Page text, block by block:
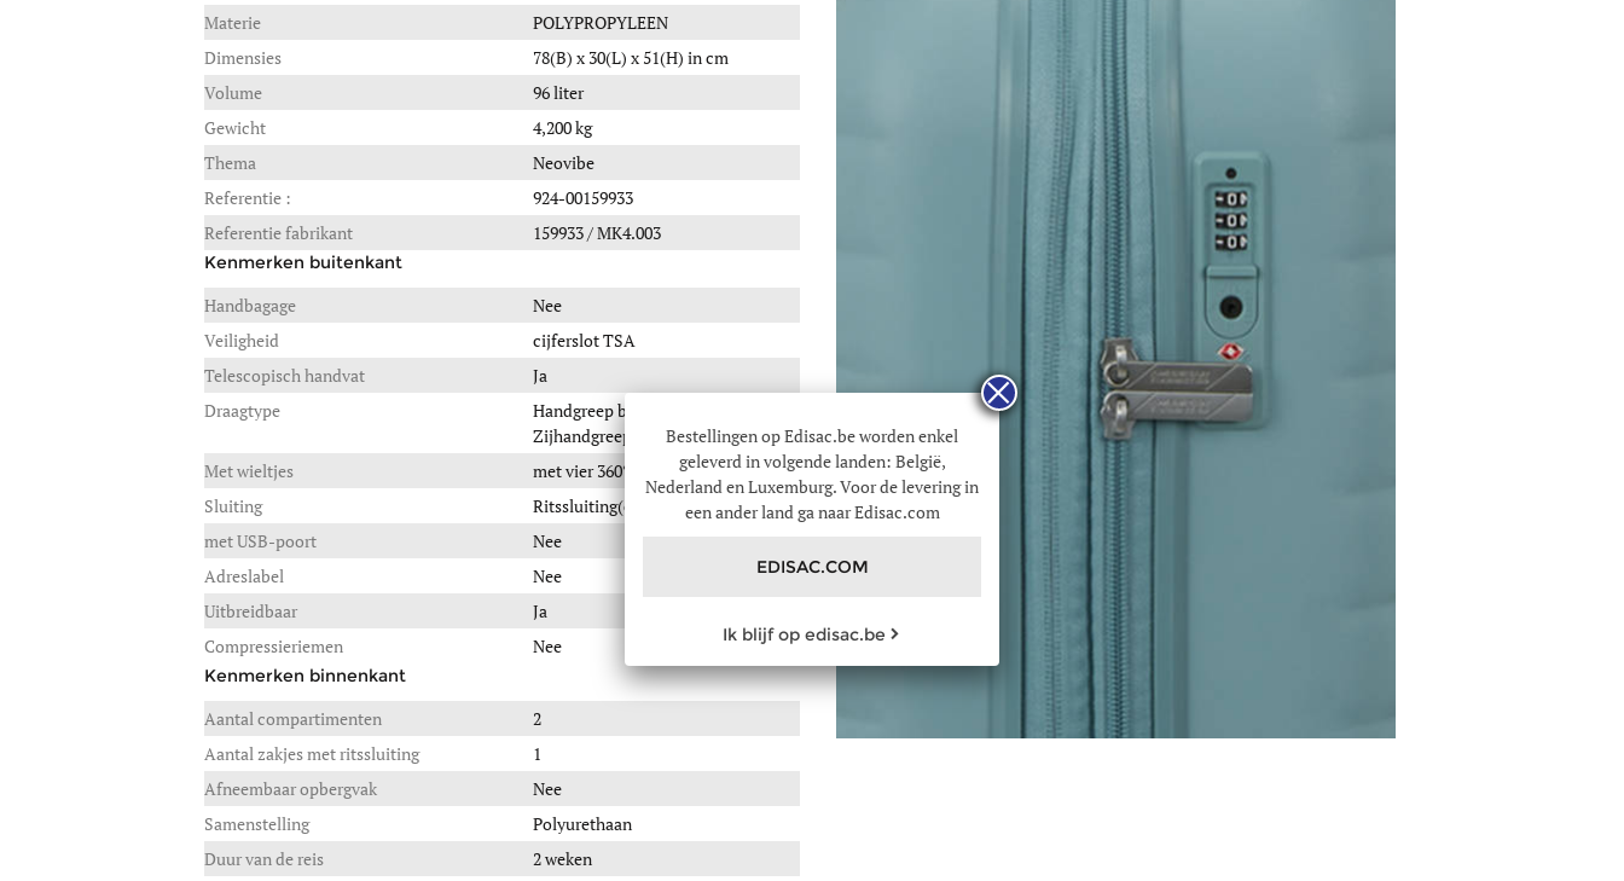
Materie
POLYPROPYLEEN
Dimensies
78(B) x 30(L) x 51(H) in cm
Volume
96 liter
Gewicht
4,200 kg
Thema
Neovibe
Referentie :
924-00159933
Referentie fabrikant
159933 / MK4.003
Kenmerken buitenkant
Handbagage
Nee
Veiligheid
cijferslot TSA
Telescopisch handvat
Ja
Draagtype
Handgreep bovenzijde,
Zijhandgreep
Met wieltjes
met vier 360° wieltjes
Sluiting
Ritssluiting(en)
met USB-poort
Nee
Adreslabel
Nee
Uitbreidbaar
Ja
Compressieriemen
Nee
Kenmerken binnenkant
Aantal compartimenten
2
Aantal zakjes met ritssluiting
1
Afneembaar opbergvak
Nee
Samenstelling
Polyurethaan
Duur van de reis
2 weken
Bestellingen op Edisac.be worden enkel
geleverd in volgende landen: België,
Nederland en Luxemburg. Voor de levering in
een ander land ga naar Edisac.com
EDISAC.COM
Ik blijf op edisac.be